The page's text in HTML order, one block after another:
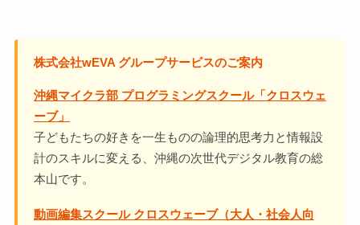
株式会社wEVA グループサービスのご案内
沖縄マイクラ部 プログラミングスクール「クロスウェ
ーブ」
子どもたちの好きを一生ものの論理的思考力と情報設
計のスキルに変える、沖縄の次世代デジタル教育の総
本山です。
動画編集スクール クロスウェーブ（大人・社会人向